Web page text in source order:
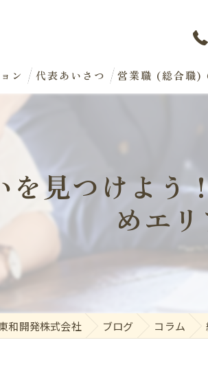
ン 代表あいさつ 営業職 (総合職)
見つけよう
めエリ
和開発株式会社 ブログ コラム